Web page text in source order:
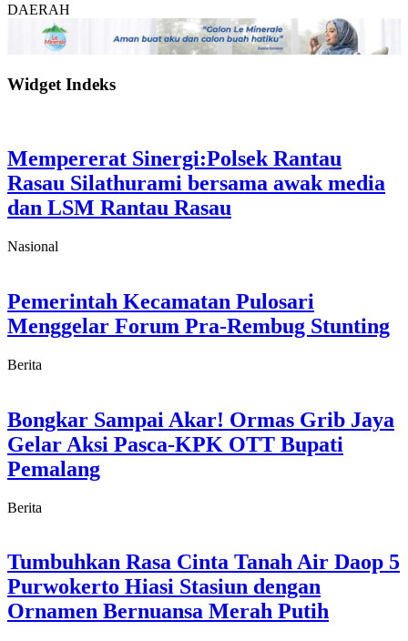
DAERAH
Widget Indeks
Mempererat Sinergi:Polsek Rantau
Rasau Silathurami bersama awak media
dan LSM Rantau Rasau
Nasional
Pemerintah Kecamatan Pulosari
Menggelar Forum Pra-Rembug Stunting
Berita
Bongkar Sampai Akar! Ormas Grib Jaya
Gelar Aksi Pasca-KPK OTT Bupati
Pemalang
Berita
Tumbuhkan Rasa Cinta Tanah Air Daop 5
Purwokerto Hiasi Stasiun dengan
Ornamen Bernuansa Merah Putih